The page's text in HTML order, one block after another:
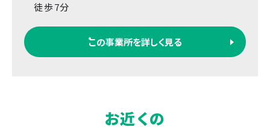
徒歩7分
この事業所を詳しく見る
お近くの